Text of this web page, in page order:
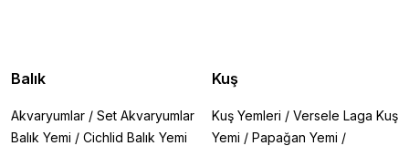
Balık
Akvaryumlar / Set Akvaryumlar
Balık Yemi / Cichlid Balık Yemi
Kuş
Kuş Yemleri / Versele Laga Kuş
Yemi / Papağan Yemi /